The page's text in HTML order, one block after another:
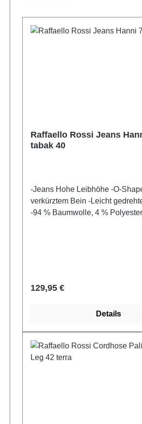
Raffaello Rossi Jeans
tabak 40
-Jeans Hohe Leibhöhe -O-Shape, mit
verkürztem Bein -Leicht gedrehte Seitennaht
-94 % Baumwolle, 4 %
Verkaufspreis:
129,95 €
Details